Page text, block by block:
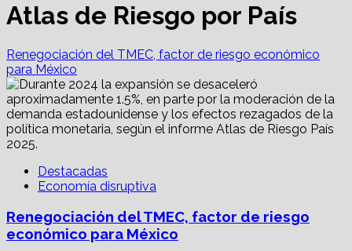
Atlas de Riesgo por País
Renegociación del TMEC, factor de riesgo económico
para México
Destacadas
Economía disruptiva
Renegociación del TMEC, factor de riesgo
económico para México